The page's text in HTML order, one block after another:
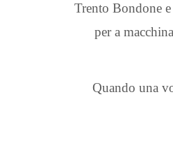
Trento Bondone
per a
Quando una